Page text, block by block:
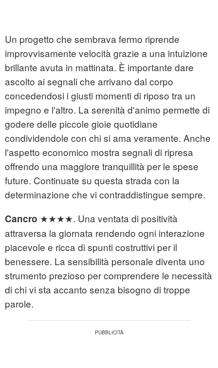
Un progetto che sembrava fermo riprende
improvvisamente velocità grazie a una intuizione
brillante avuta in mattinata. È importante dare
ascolto ai segnali che arrivano dal corpo
concedendosi i giusti momenti di riposo tra un
impegno e l'altro. La serenità d'animo permette di
godere delle piccole gioie quotidiane
condividendole con chi si ama veramente. Anche
l'aspetto economico mostra segnali di ripresa
offrendo una maggiore tranquillità per le spese
future. Continuate su questa strada con la
determinazione che vi contraddistingue sempre.
Cancro ★★★★. Una ventata di positività
attraversa la giornata rendendo ogni interazione
piacevole e ricca di spunti costruttivi per il
benessere. La sensibilità personale diventa uno
strumento prezioso per comprendere le necessità
di chi vi sta accanto senza bisogno di troppe
parole.